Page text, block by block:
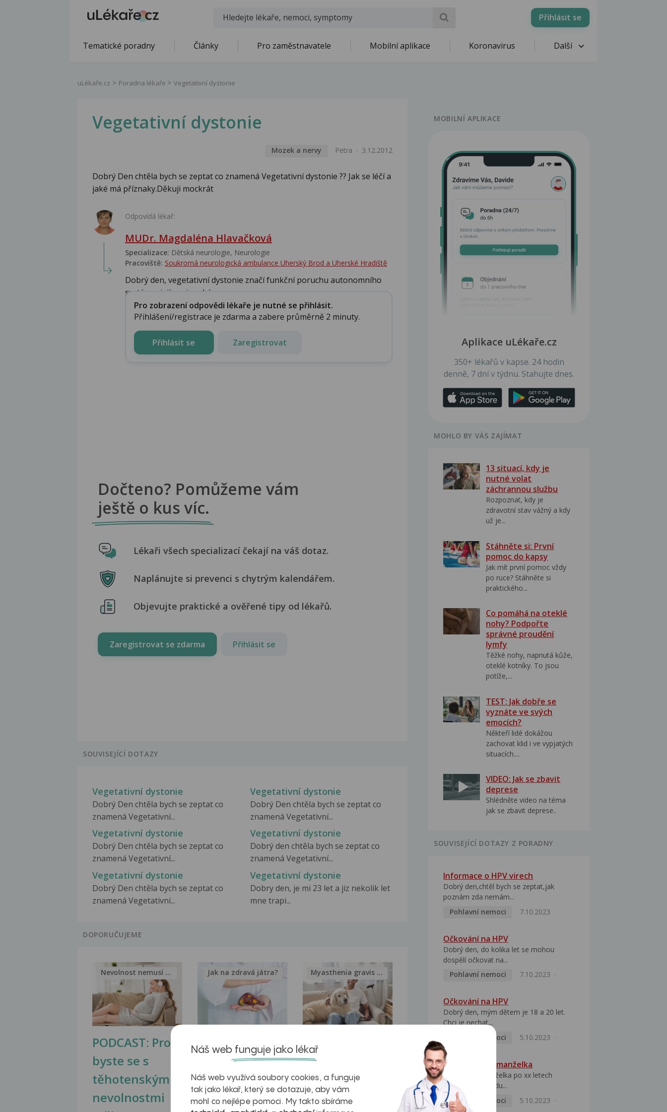
Přihlásit se
Tematické poradny Články Pro zaměstnavatele Mobilní aplikace Koronavirus Další
uLékaře.cz Poradna lékaře Vegetativní dystonie
Vegetativní dystonie
Mozek a nervy Petra 3.12.2012
Dobrý Den chtěla bych se zeptat co znamená Vegetativní dystonie ?? Jak se léčí a
jaké má příznaky.Děkuji mockrát
Odpovídá lékař:
MUDr. Magdaléna Hlavačková
Specializace: Dětská neurologie, Neurologie
Pracoviště: Soukromá neurologická ambulance Uherský Brod a Uherské Hradiště
Dobrý den, vegetativní dystonie značí funkční poruchu autonomního
systému, její projevy bý...
Pro zobrazení odpovědi lékaře je nutné se přihlásit.
Přihlášení/registrace je zdarma a zabere průměrně 2 minuty.
Přihlásit se Zaregistrovat
Dočteno? Pomůžeme vám
ještě o kus víc.
Lékaři všech specializací čekají na váš dotaz.
Naplánujte si prevenci s chytrým kalendářem.
Objevujte praktické a ověřené tipy od lékařů.
Zaregistrovat se zdarma Přihlásit se
SOUVISEJÍCÍ DOTAZY
Vegetativní dystonie
Dobrý Den chtěla bych se zeptat co
znamená Vegetativní...
Vegetativní dystonie
Dobrý Den chtěla bych se zeptat co
znamená Vegetativní...
Vegetativní dystonie
Dobrý Den chtěla bych se zeptat co
znamená Vegetativní...
Vegetativní dystonie
Dobrý den chtěla bych se zeptat co
znamená Vegetativní...
Vegetativní dystonie
Dobrý Den chtěla bych se zeptat co
znamená Vegetativní...
Vegetativní dystonie
Dobry den, je mi 23 let a jiz nekolik let
mne trapi...
DOPORUČUJEME
PODCAST: Proč
byste se s
těhotenskými
nevolnostmi
Nevolnost nemusí být nutnou...
Ztukovatění
jater v datech a
obrazech
Jak na zdravá játra?
Inovativní
léčba
myastenie –
naděje pro ty,
Myasthenia gravis – vše, co...
MOBILNÍ APLIKACE
Aplikace uLékaře.cz
350+ lékařů v kapse. 24 hodin
denně, 7 dní v týdnu. Stahujte dnes.
MOHLO BY VÁS ZAJÍMAT
13 situací, kdy je
nutné volat
záchrannou službu
Rozpoznat, kdy je
zdravotní stav vážný a kdy
už je...
Stáhněte si: První
pomoc do kapsy
Jak mít první pomoc vždy
po ruce? Stáhněte si
praktického...
Co pomáhá na oteklé
nohy? Podpořte
správné proudění
lymfy
Těžké nohy, napnutá kůže,
oteklé kotníky. To jsou
potíže,...
TEST: Jak dobře se
vyznáte ve svých
emocích?
Někteří lidé dokážou
zachovat klid i ve vypjatých
situacích....
VIDEO: Jak se zbavit
deprese
Shlédněte video na téma
jak se zbavit deprese..
SOUVISEJÍCÍ DOTAZY Z PORADNY
Informace o HPV virech
Dobrý den,chtěl bych se zeptat,jak
poznám zda nemám...
Pohlavní nemoci
7.10.2023
Očkování na HPV
Dobrý den, do kolika let se mohou
dospělí očkovat na...
Pohlavní nemoci
7.10.2023
Očkování na HPV
Dobrý den, mým dětem je 18 a 20 let.
Chci je nechat...
Pohlavní nemoci
5.10.2023
HPV pozitivní manželka
Dobrý den, manželka po xx letech
přivezla z Východu...
Pohlavní nemoci
5.10.2023
Náš web funguje jako lékař
Náš web využívá soubory cookies, a funguje
tak jako lékař, který se dotazuje, aby vám
mohl co nejlépe pomoci. My takto sbíráme